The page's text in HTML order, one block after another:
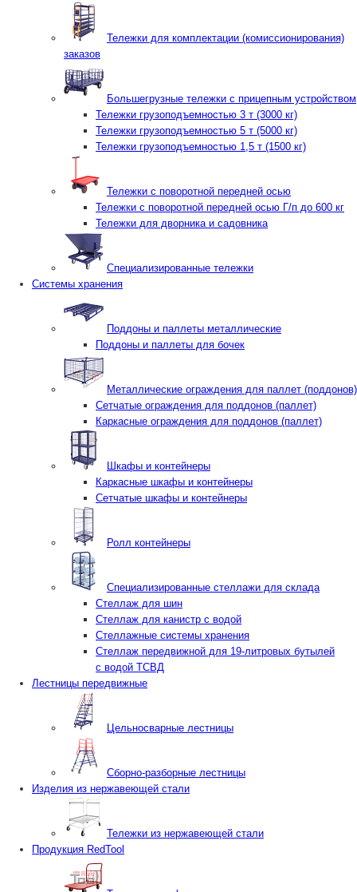
Тележки для комплектации (комиссионирования)
заказов
Большегрузные тележки с прицепным устройством
Тележки грузоподъемностью 3 т (3000 кг)
Тележки грузоподъемностью 5 т (5000 кг)
Тележки грузоподъемностью 1,5 т (1500 кг)
Тележки с поворотной передней осью
Тележки с поворотной передней осью Г/п до 600 кг
Тележки для дворника и садовника
Специализированные тележки
Системы хранения
Поддоны и паллеты металлические
Поддоны и паллеты для бочек
Металлические ограждения для паллет (поддонов)
Сетчатые ограждения для поддонов (паллет)
Каркасные ограждения для поддонов (паллет)
Шкафы и контейнеры
Каркасные шкафы и контейнеры
Сетчатые шкафы и контейнеры
Ролл контейнеры
Специализированные стеллажи для склада
Стеллаж для шин
Стеллаж для канистр с водой
Стеллажные системы хранения
Стеллаж передвижной для 19-литровых бутылей
с водой ТСВД
Лестницы передвижные
Цельносварные лестницы
Сборно-разборные лестницы
Изделия из нержавеющей стали
Тележки из нержавеющей стали
Продукция RedTool